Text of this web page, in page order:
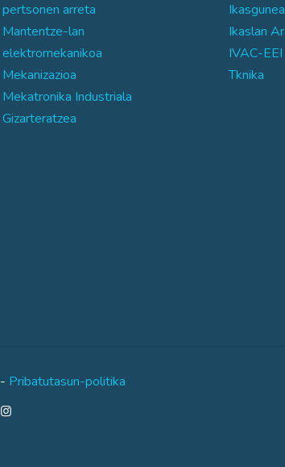
pertsonen arreta
Mantentze-lan
elektromekanikoa
Mekanizazioa
Mekatronika Industriala
Gizarteratzea
Ikasgunea
Ikaslan
IVAC-EEI
Tknika
- Pribatutasun-politika